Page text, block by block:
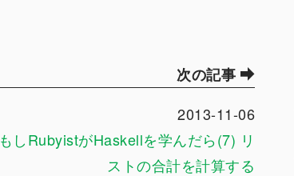
次の記事
2013-11-06
もしRubyistがHaskellを学んだら(7) リ
ストの合計を計算する